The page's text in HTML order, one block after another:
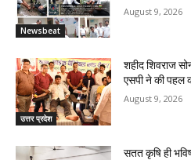
Newsbeat
August 9, 2026
उत्तर प्रदेश
शहीद शिवराज
एसपी ने की पहल
August 9, 2026
सतत कृषि ही